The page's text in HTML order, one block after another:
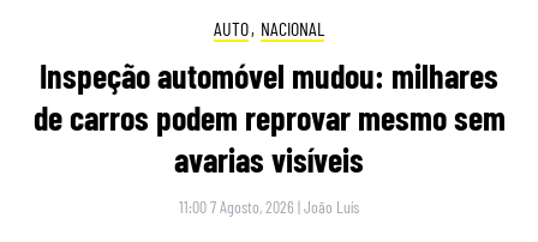
AUTO, NACIONAL
Inspeção automóvel mudou: milhares
de carros podem reprovar mesmo sem
avarias visíveis
11:00 7 Agosto, 2026 |João Luís